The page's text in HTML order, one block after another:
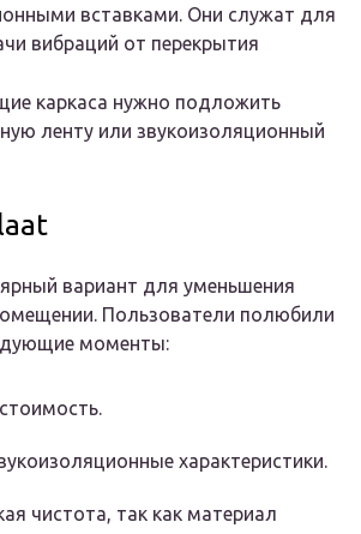
вставками. Они служат для
вибраций от перекрытия
каркаса нужно подложить
ленту или звукоизоляционный
вариант для уменьшения
Пользователи полюбили
моменты:
характеристики.
чистота, так как материал